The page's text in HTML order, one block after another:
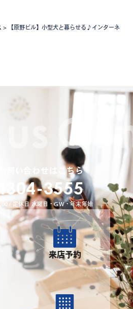
>
【原野ビル】小型犬と暮らせる♪インターネ
問い合わせはこちら
3555
/ 定休日 水曜日・GW・年末年始
来店予約